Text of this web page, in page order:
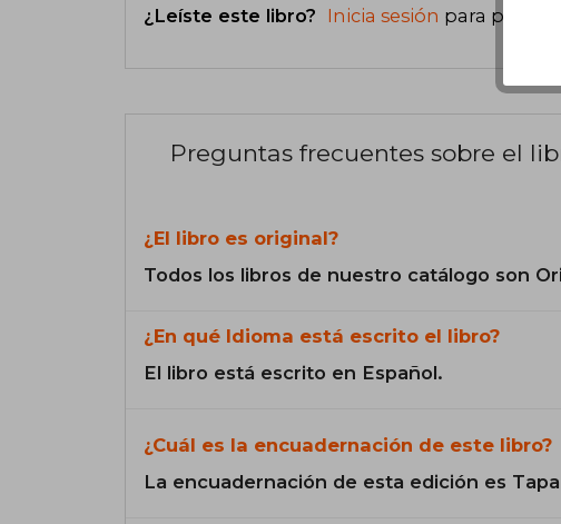
¿Leíste este libro? Inicia sesión para poder
Preguntas frecuentes sobre el
¿El libro es original?
Todos los libros de nuestro catálogo son
¿En qué Idioma está escrito el libro?
El libro está escrito en Español.
¿Cuál es la encuadernación de este libro?
La encuadernación de esta edición es